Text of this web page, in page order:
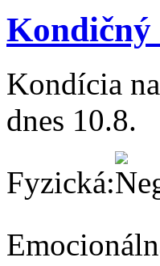
Kondícia
dnes 10.8.
Fyzická: